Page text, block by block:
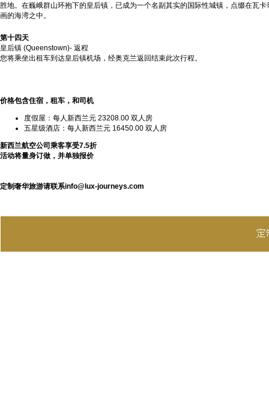
胜地。在巍峨群山环抱下的皇后镇，已成为一个名副其实的国际性城镇，点缀在瓦
画的海湾之中。
第十四天
皇后镇 (Queenstown)- 返程
您将乘坐出租车到达皇后镇机场，经奥克兰返回结束此次行程。
价格包含住宿， 租车 ，和司机
度假屋：每人新西兰元 23208.00 双人房
五星级酒店：每人新西兰元 16450.00 双人房
新西兰航空公司乘客享受7.5折
活动将量身订做，并单独报价
定制奢华旅游请联系info@lux-journeys.com